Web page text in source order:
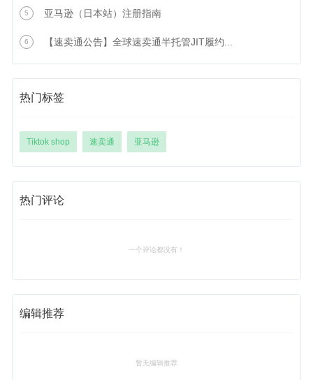
5 亚马逊（日本站）注册指南
6 【速卖通公告】全球速卖通半托管JIT履约...
热门标签
Tiktok shop 速卖通 亚马逊
热门评论
一个评论都没有！
编辑推荐
暂无编辑推荐